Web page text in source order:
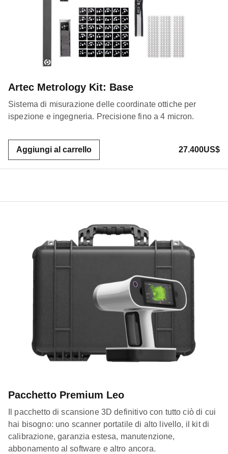
Artec Metrology Kit: Base
Sistema di misurazione delle coordinate ottiche per
ispezione e ingegneria. Precisione fino a 4 micron.
Aggiungi al carrello 27.400US$
Pacchetto Premium Leo
Il pacchetto di scansione 3D definitivo con tutto ciò di cui
hai bisogno: uno scanner portatile di alto livello, il kit di
calibrazione, garanzia estesa, manutenzione,
abbonamento al software e altro ancora.